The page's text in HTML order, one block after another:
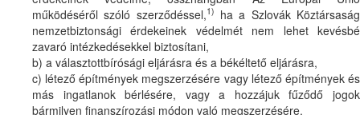
működéséről szóló szerződéssel,1) ha a Szlovák Köztársaság
nemzetbiztonsági érdekeinek védelmét nem lehet kevésbé
zavaró intézkedésekkel biztosítani,
b) a választottbírósági eljárásra és a békéltető eljárásra,
c) létező építmények megszerzésére vagy létező építmények és
más ingatlanok bérlésére, vagy a hozzájuk fűződő jogok
bármilyen finanszírozási módon való megszerzésére,